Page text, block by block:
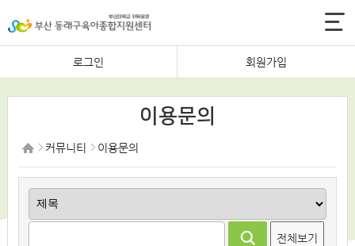
로그인 회원가입
이용문의
커뮤니티 이용문의
전체보기